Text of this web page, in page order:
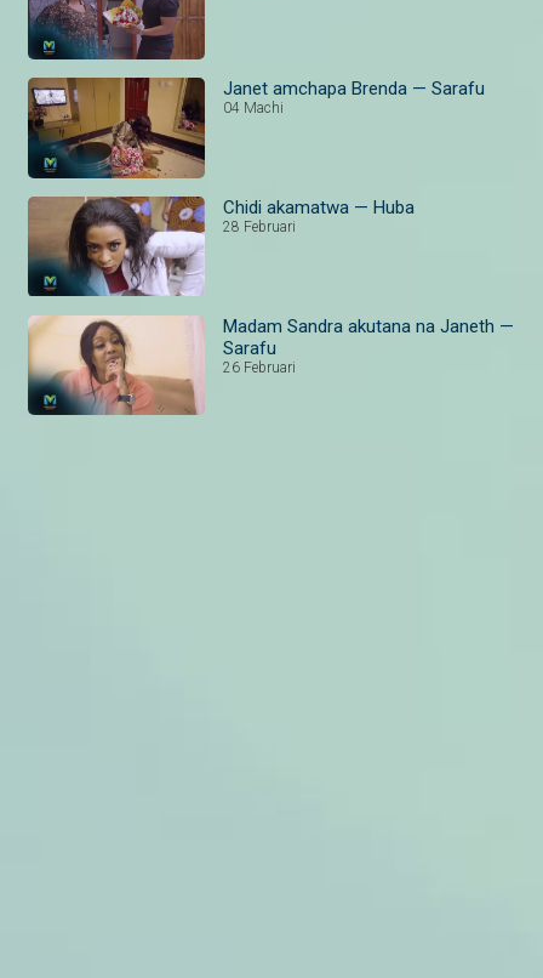
Janet amchapa Brenda — Sarafu
04 Machi
Chidi akamatwa — Huba
28 Februari
Madam Sandra akutana na Janeth —
Sarafu
26 Februari